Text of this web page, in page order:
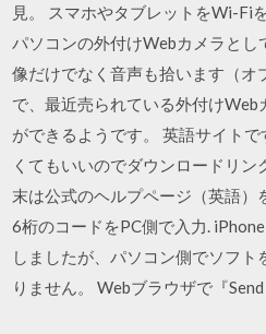
見。 スマホやタブレットをWi-Fi
パソコンの外付けWebカメラと
像だけでなく音声も拾います（オ
で、最近売られている外付けWeb
ができるようです。 英語サイト
くてもいいのでダウンロードリン
末は公式のヘルプページ（英語）
6桁のコードをPC側で入力.
しましたが、パソコン側でソフ
りません。 Webブラウザで『Send